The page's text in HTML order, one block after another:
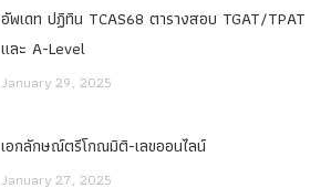
อัพเดท ปฏิทิน TCAS68 ตารางสอบ TGAT/TPAT
และ A-Level
January 29, 2025
เอกลักษณ์ตรีโกณมิติ-เลขออนไลน์
January 27, 2025